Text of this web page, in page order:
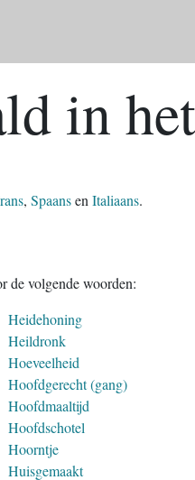
in
, Spaansen Italiaans.
de volgende woorden:
Heidehoning
Heildronk
Hoeveelheid
Hoofdgerecht (gang)
Hoofdmaaltijd
Hoofdschotel
Hoorntje
Huisgemaakt